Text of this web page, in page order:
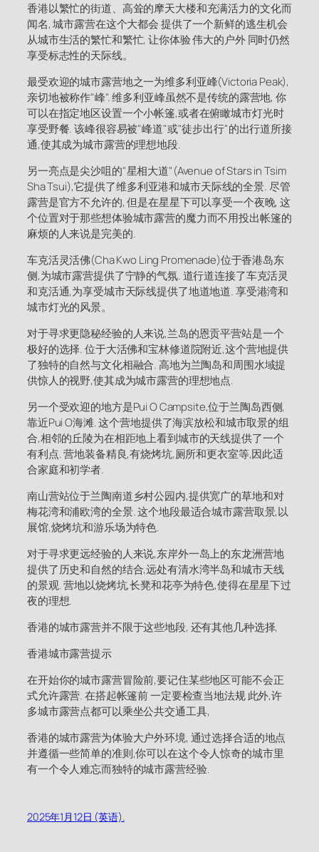
香港以繁忙的街道、高耸的摩天大楼和充满活力的文化而
闻名, 城市露营在这个大都会 提供了一个新鲜的逃生机会
从城市生活的繁忙和繁忙, 让你体验 伟大的户外 同时仍然
享受标志性的天际线。
最受欢迎的城市露营地之一为维多利亚峰(Victoria Peak),
亲切地被称作"峰". 维多利亚峰虽然不是传统的露营地, 你
可以在指定地区设置一个小帐篷,或者在俯瞰城市灯光时
享受野餐. 该峰很容易被"峰道"或"徒步出行"的出行道所接
通,使其成为城市露营的理想地段.
另一亮点是尖沙咀的"星相大道"(Avenue of Stars in Tsim
Sha Tsui),它提供了维多利亚港和城市天际线的全景. 尽管
露营是官方不允许的, 但是在星星下可以享受一个夜晚, 这
个位置对于那些想体验城市露营的魔力而不用投出帐篷的
麻烦的人来说是完美的.
车克活灵活佛(Cha Kwo Ling Promenade)位于香港岛东
侧,为城市露营提供了宁静的气氛. 道行道连接了车克活灵
和克活通,为享受城市天际线提供了地道地道. 享受港湾和
城市灯光的风景。
对于寻求更隐秘经验的人来说,兰岛的恩贡平营站是一个
极好的选择. 位于大活佛和宝林修道院附近,这个营地提供
了独特的自然与文化相融合. 高地为兰陶岛和周围水域提
供惊人的视野,使其成为城市露营的理想地点.
另一个受欢迎的地方是Pui O Campsite,位于兰陶岛西侧,
靠近Pui O海滩. 这个营地提供了海滨放松和城市取景的组
合,相邻的丘陵为在相距地上看到城市的天线提供了一个
有利点. 营地装备精良,有烧烤坑,厕所和更衣室等,因此适
合家庭和初学者.
南山营站位于兰陶南道乡村公园内,提供宽广的草地和对
梅花湾和浦欧湾的全景. 这个地段最适合城市露营取景,以
展馆,烧烤坑和游乐场为特色.
对于寻求更远经验的人来说,东岸外一岛上的东龙洲营地
提供了历史和自然的结合,远处有清水湾半岛和城市天线
的景观. 营地以烧烤坑,长凳和花亭为特色,使得在星星下过
夜的理想.
香港的城市露营并不限于这些地段, 还有其他几种选择,
香港城市露营提示
在开始你的城市露营冒险前,要记住某些地区可能不会正
式允许露营. 在搭起帐篷前 一定要检查当地法规 此外,许
多城市露营点都可以乘坐公共交通工具,
香港的城市露营为体验大户外环境, 通过选择合适的地点
并遵循一些简单的准则,你可以在这个令人惊奇的城市里
有一个令人难忘而独特的城市露营经验.
2025年1月12日 (英语).